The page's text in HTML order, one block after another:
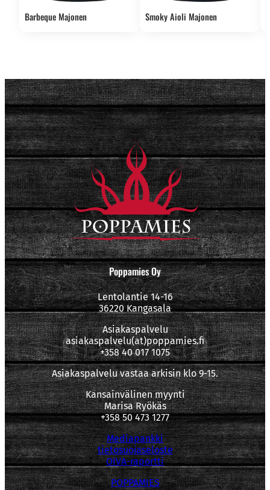
Barbeque Majonen Smoky Aioli Majonen
Poppamies Oy
Lentolantie 14-16
36220 Kangasala
Asiakaspalvelu
asiakaspalvelu(at)poppamies.fi
+358 40 017 1075
Asiakaspalvelu vastaa arkisin klo 9-15.
Kansainvälinen myynti
Marisa Ryökäs
+358 50 473 1277
Mediapankki
tietosuojaseloste
OIVA-raportti
POPPAMIES